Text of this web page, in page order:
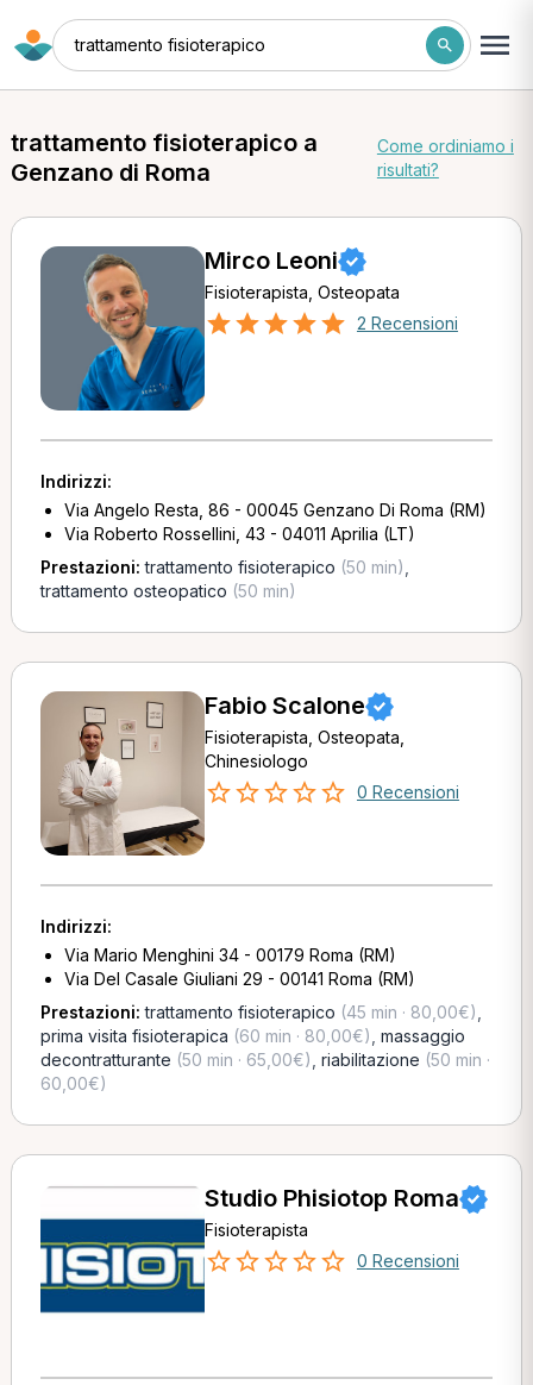
trattamento fisioterapico
trattamento fisioterapico a
Genzano di Roma
Come ordiniamo i
risultati?
Mirco Leoni
Fisioterapista, Osteopata
2 Recensioni
Indirizzi:
Via Angelo Resta, 86 - 00045 Genzano Di Roma (RM)
Via Roberto Rossellini, 43 - 04011 Aprilia (LT)
Prestazioni:trattamento fisioterapico (50 min)
trattamento osteopatico (50 min)
Fabio Scalone
Fisioterapista, Osteopata,
Chinesiologo
0 Recensioni
Indirizzi:
Via Mario Menghini 34 - 00179 Roma (RM)
Via Del Casale Giuliani 29 - 00141 Roma (RM)
Prestazioni:trattamento fisioterapico (45 min · 80,00€)
prima visita fisioterapica (60 min · 80,00€) massaggio
decontratturante (50 min · 65,00€) riabilitazione (50 min ·
60,00€)
Studio Phisiotop Roma
Fisioterapista
0 Recensioni